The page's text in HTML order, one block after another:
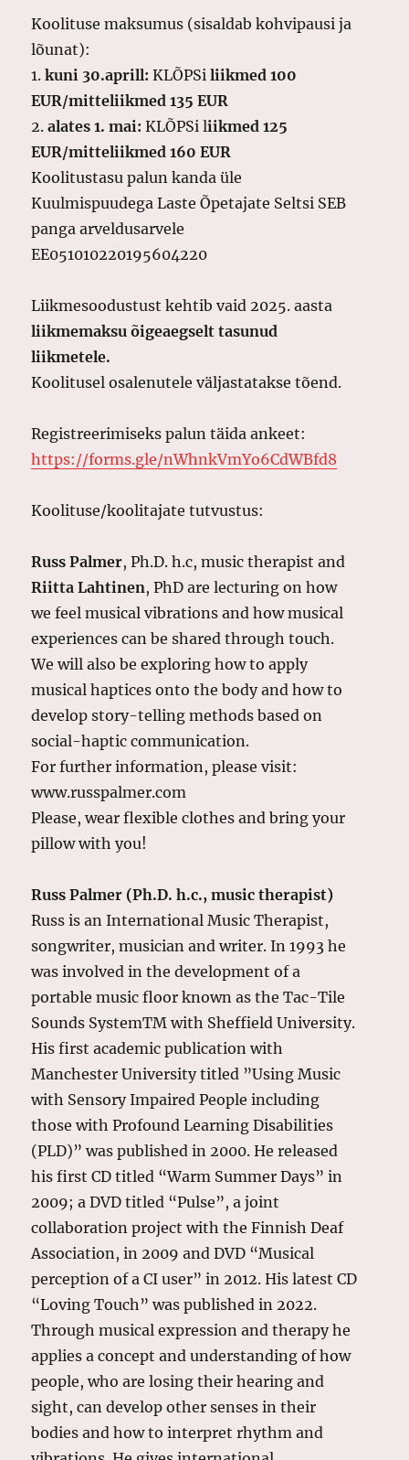
Koolituse maksumus (sisaldab kohvipausi ja
lõunat):
1.kuni 30.aprill: KLÕPSiliikmed 100
EUR/mitteliikmed 135 EUR
2.alates 1. mai: KLÕPSi liikmed 125
EUR/mitteliikmed 160 EUR
Koolitustasu palun kanda üle
Kuulmispuudega Laste Õpetajate Seltsi SEB
panga arveldusarvele
EE051010220195604220
Liikmesoodustust kehtib vaid 2025. aasta
liikmemaksu õigeaegselt tasunud
liikmetele.
Koolitusel osalenutele väljastatakse tõend.
Registreerimiseks palun täida ankeet:
https://forms.gle/nWhnkVmYo6CdWBfd8
Koolituse/koolitajate tutvustus:
Russ Palmer, Ph.D. h.c, music therapist and
Riitta Lahtinen, PhD are lecturing on how
we feel musical vibrations and how musical
experiences can be shared through touch.
We will also be exploring how to apply
musical haptices onto the body and how to
develop story-telling methods based on
social-haptic communication.
For further information, please visit:
www.russpalmer.com
Please, wear flexible clothes and bring your
pillow with you!
Russ Palmer (Ph.D. h.c., music therapist)
Russ is an International Music Therapist,
songwriter, musician and writer. In 1993 he
was involved in the development of a
portable music floor known as the Tac-Tile
Sounds SystemTM with Sheffield University.
His first academic publication with
Manchester University titled ”Using Music
with Sensory Impaired People including
those with Profound Learning Disabilities
(PLD)” was published in 2000. He released
his first CD titled “Warm Summer Days” in
2009; a DVD titled “Pulse”, a joint
collaboration project with the Finnish Deaf
Association, in 2009 and DVD “Musical
perception of a CI user” in 2012. His latest CD
“Loving Touch” was published in 2022.
Through musical expression and therapy he
applies a concept and understanding of how
people, who are losing their hearing and
sight, can develop other senses in their
bodies and how to interpret rhythm and